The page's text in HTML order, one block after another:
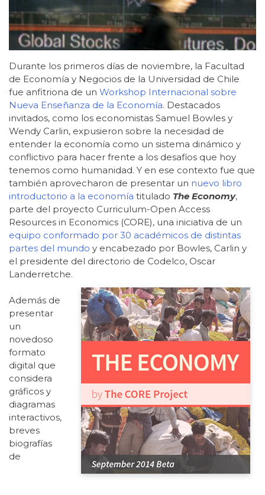
Durante los primeros días de noviembre, la Facultad
de Economía y Negocios de la Universidad de Chile
fue anfitriona de un Workshop Internacional sobre
Nueva Enseñanza de la Economía. Destacados
invitados, como los economistas Samuel Bowles y
Wendy Carlin, expusieron sobre la necesidad de
entender la economía como un sistema dinámico y
conflictivo para hacer frente a los desafíos que hoy
tenemos como humanidad. Y en ese contexto fue que
también aprovecharon de presentar un nuevo libro
introductorio a la economía titulado The Economy,
parte del proyecto Curriculum-Open Access
Resources in Economics (CORE), una iniciativa de un
equipo conformado por 30 académicos de distintas
partes del mundo y encabezado por Bowles, Carlin y
el presidente del directorio de Codelco, Oscar
Landerretche.
Además de
presentar
un
novedoso
formato
digital que
considera
gráficos y
diagramas
interactivos,
breves
biografías
de